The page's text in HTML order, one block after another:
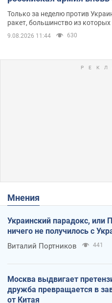
Одессе
Только за неделю против
ракет, большинство из
9.08.2026 11:44 630
Мнения
Украинский парадокс, или
ничего не получилось с
Виталий Портников 441
Москва выдвигает
дружба превращается в
от Китая